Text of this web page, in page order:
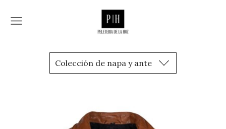
Colección de napa y ante